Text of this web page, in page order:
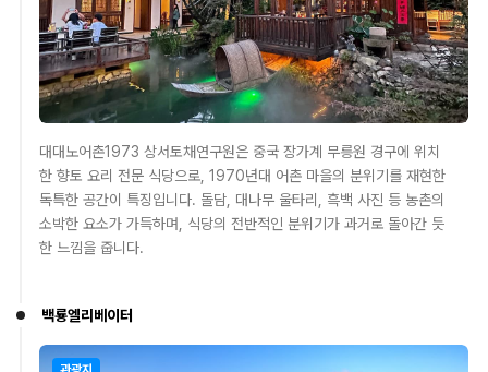
대대노어촌1973 상서토채연구원은 중국 장가계 무릉원 경구에 위치
한 향토 요리 전문 식당으로, 1970년대 어촌 마을의 분위기를 재현한
독특한 공간이 특징입니다. 돌담, 대나무 울타리, 흑백 사진 등 농촌의
소박한 요소가 가득하며, 식당의 전반적인 분위기가 과거로 돌아간 듯
한 느낌을 줍니다.
백룡엘리베이터